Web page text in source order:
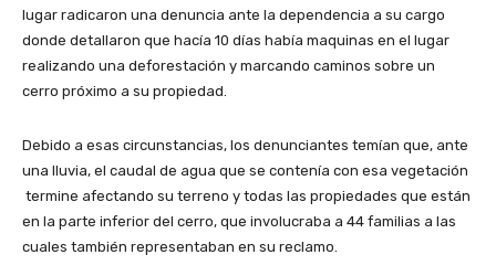
lugar radicaron una denuncia ante la dependencia a su cargo
donde detallaron que hacía 10 días había maquinas en el lugar
realizando una deforestación y marcando caminos sobre un
cerro próximo a su propiedad.
Debido a esas circunstancias, los denunciantes temían que, ante
una lluvia, el caudal de agua que se contenía con esa vegetación
termine afectando su terreno y todas las propiedades que están
en la parte inferior del cerro, que involucraba a 44 familias a las
cuales también representaban en su reclamo.